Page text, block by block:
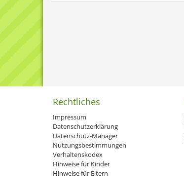
Rechtliches
Impressum
Datenschutzerklärung
Datenschutz-Manager
Nutzungsbestimmungen
Verhaltenskodex
Hinweise für Kinder
Hinweise für Eltern